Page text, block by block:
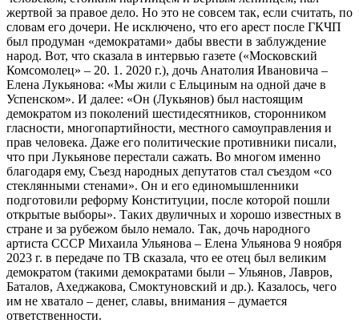
жертвой за правое дело. Но это не совсем так, если считать, по
словам его дочери. Не исключено, что его арест после ГКЧП
был продуман «демократами» дабы ввести в заблуждение
народ. Вот, что сказала в интервью газете («Московский
Комсомолец» – 20. 1. 2020 г.), дочь Анатолия Ивановича –
Елена Лукьянова: «Мы жили с Ельциным на одной даче в
Успенском». И далее: «Он (Лукьянов) был настоящим
демократом из поколений шестидесятников, сторонником
гласности, многопартийности, местного самоуправления и
прав человека. Даже его политические противники писали,
что при Лукьянове перестали сажать. Во многом именно
благодаря ему, Съезд народных депутатов стал съездом «со
стеклянными стенами». Он и его единомышленники
подготовили реформу Конституции, после которой пошли
открытые выборы». Таких двуличных и хорошо известных в
стране и за рубежом было немало. Так, дочь народного
артиста СССР Михаила Ульянова – Елена Ульянова 9 ноября
2023 г. в передаче по ТВ сказала, что ее отец был великим
демократом (такими демократами были – Ульянов, Лавров,
Баталов, Ахеджакова, Смоктуновский и др.). Казалось, чего
им не хватало – денег, славы, внимания – думается
ответственности.